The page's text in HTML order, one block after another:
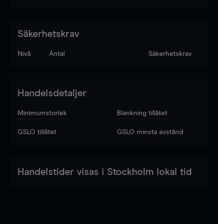
Säkerhetskrav
Nivå Antal Säkerhetskrav
Handelsdetaljer
Minimumstorlek Blankning tillåtet
GSLO tillåtet GSLO minsta avstånd
Handelstider visas i Stockholm lokal tid